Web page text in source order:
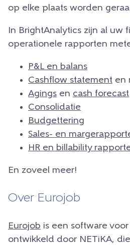
op elke plaats worden
In BrightAnalytics zijn al uw
operationele rapporten
P&L en balans
Cashflow statement en
Agings en cash forecast
Consolidatie
Budgettering
Sales- en
HR en billability
En zoveel meer!
Over Eurojob
Eurojob is een software
ontwikkeld door NETiKA,